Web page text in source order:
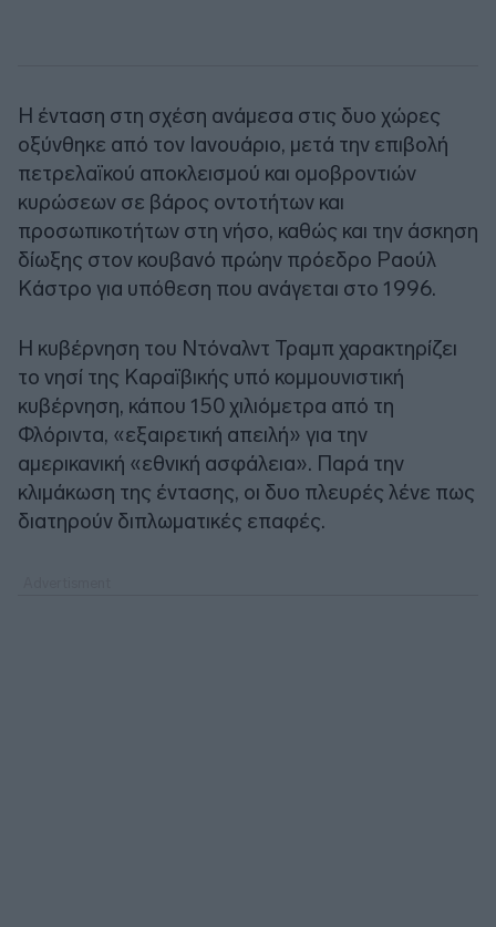
Η ένταση στη σχέση ανάμεσα στις δυο χώρες
οξύνθηκε από τον Ιανουάριο, μετά την επιβολή
πετρελαϊκού αποκλεισμού και ομοβροντιών
κυρώσεων σε βάρος οντοτήτων και
προσωπικοτήτων στη νήσο, καθώς και την άσκηση
δίωξης στον κουβανό πρώην πρόεδρο Ραούλ
Κάστρο για υπόθεση που ανάγεται στο 1996.
Η κυβέρνηση του Ντόναλντ Τραμπ χαρακτηρίζει
το νησί της Καραϊβικής υπό κομμουνιστική
κυβέρνηση, κάπου 150 χιλιόμετρα από τη
Φλόριντα, «εξαιρετική απειλή» για την
αμερικανική «εθνική ασφάλεια». Παρά την
κλιμάκωση της έντασης, οι δυο πλευρές λένε πως
διατηρούν διπλωματικές επαφές.